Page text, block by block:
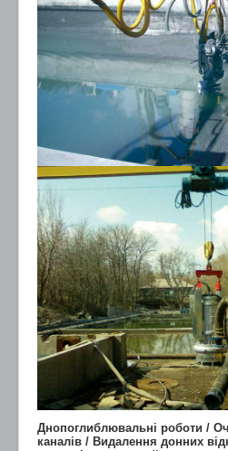
Днопоглиблювальні роботи /
каналів / Видалення донних